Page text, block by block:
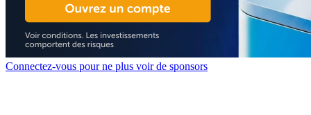
Connectez-vous pour ne plus voir de sponsors